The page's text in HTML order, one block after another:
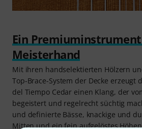
Ein
Meisterhand
Mit ihren handselektierten Hölzern
Top-Brace-System der Decke erzeugt
del Tiempo Cedar einen Klang, der
begeistert und regelrecht süchtig
und definierte Bässe, knackige und
Mitten und ein fein aufgelöstes